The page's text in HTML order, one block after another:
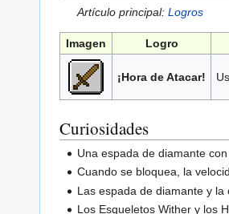
Artículo principal:Logros
Imagen Logro
¡Hora de Atacar!
Curiosidades
Una espada de diamante
Cuando se bloquea, la
Las espada de diamante y
Los Esqueletos Wither y los